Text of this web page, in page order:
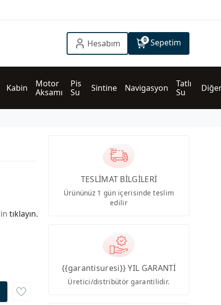
Hesabım 0 Sepetim
Kabin
Motor
Aksamı
Pis
Su
Sintine Navigasyon
Tatlı
Su
tıklayın.
TESLİMAT BİLGİLERİ
Ürününüz 1 gün içerisinde teslim
edilir
{{garantisuresi}} YIL GARANTİ
Üretici/distribütör garantilidir.